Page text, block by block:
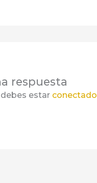
respuesta
estar conectado